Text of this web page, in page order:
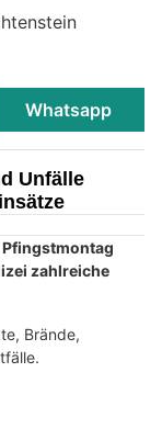
Whatsapp
Unfälle
zahlreiche
Brände,